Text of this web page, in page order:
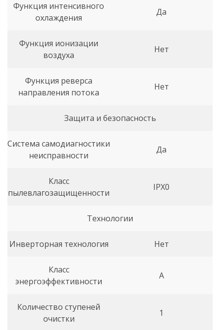
Функция интенсивного
охлаждения
Да
Функция ионизации
воздуха
Нет
Функция реверса
направления потока
Нет
Защита и безопасность
Система самодиагностики
неисправности
Да
Класс
пылевлагозащищенности
IPX0
Технологии
Инверторная технология Нет
Класс
энергоэффективности
A
Количество ступеней
очистки
1